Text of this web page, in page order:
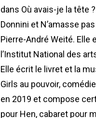
dans Où avais-je la tête
Donnini et N’amasse
Pierre-André Weité. Elle
l’Institut National des
Elle écrit le livret et la
Girls au pouvoir,
en 2019 et compose
pour Hen, cabaret pour